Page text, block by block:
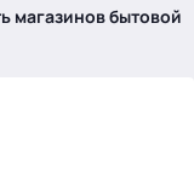
магазинов бытовой